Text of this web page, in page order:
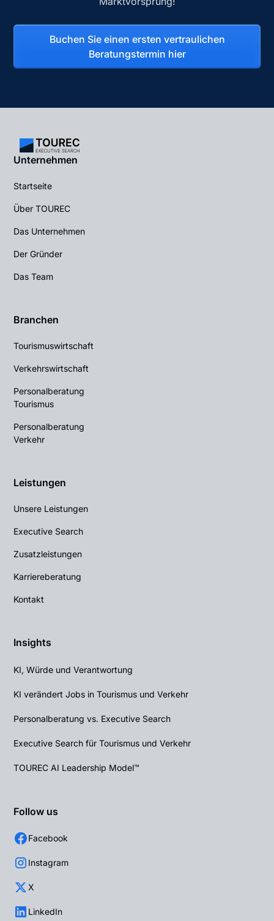
Buchen Sie einen ersten vertraulichen
Beratungstermin hier
Unternehmen
Startseite
Über TOUREC
Das Unternehmen
Der Gründer
Das Team
Branchen
Tourismuswirtschaft
Verkehrswirtschaft
Personalberatung
Tourismus
Personalberatung
Verkehr
Leistungen
Unsere Leistungen
Executive Search
Zusatzleistungen
Karriereberatung
Kontakt
Insights
KI, Würde und Verantwortung
KI verändert Jobs in Tourismus und Verkehr
Personalberatung vs. Executive Search
Executive Search für Tourismus und Verkehr
TOUREC AI Leadership Model™
Follow us
Facebook
Instagram
X
LinkedIn